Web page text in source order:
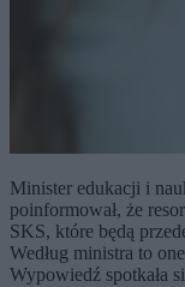
Minister edukacji i
poinformował, że
SKS, które będą
Według ministra to
Wypowiedź spotkała